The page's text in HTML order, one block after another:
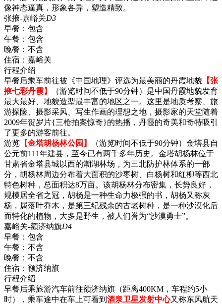
像神态逼真，形象各异，塑造精致。
张掖-嘉峪关D3
早餐： 包含
午餐： 包含
晚餐： 不含
住宿： 嘉峪关
行程介绍
早餐后乘车前往被《中国地理》评选为最美丽的丹霞地貌 【张
掖七彩丹霞】
（游览时间不低于90分钟）是中国丹霞地貌发育
最大最好、地貌造型最丰富的地区之一。这里是地质考察、旅
游探险、摄影采风、写生作画的理想之地，摄影家的天堂随着
2009年贺岁片{三枪拍案惊奇}的热播，丹霞的奇美和奇特吸引
了更多的游客前往。
游览 【金塔胡杨林公园】
（游览时间不低于90分钟）金塔县自
公元前111年建县，至今已有两千多年历史。金塔胡杨林位于
甘肃省金塔县城以西的潮湖林场，为三北防护林体系的一部
分，胡杨林周边分布着大面积的沙枣树、白杨树和红柳等西北
特色树种，总面积达8万亩。该胡杨林分布密集，长势良好，
规模居全省之冠，胡杨是一种生命力极强的书，胡杨又称灰
杨，属落叶乔木，是第三纪残余的古老树种，是一种沙漠化后
而特化的植物，大多是野生，被人们誉为“沙漠勇士”。
嘉峪关-额济纳旗D4
早餐： 包含
午餐： 不含
晚餐： 不含
住宿： 额济纳旗
行程介绍
早餐后乘旅游汽车前往额济纳旗（距离400KM，车程约5小
时），乘车途中在车上可看到 酒泉卫星发射中心又称东风航天